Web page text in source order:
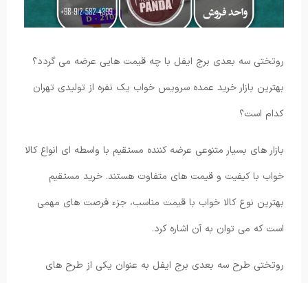
روتختی سه بعدی برج ایفل با چه قیمت هایی عرضه می گردد؟
بهترین بازار خرید عمده سرویس خواب یک نفره از تولیدی تهران
کدام است؟
بازار های بسیار متنوعی عرضه کننده مستقیم با واسطه ای انواع کالا
خواب با کیفیت و قیمت های متفاوت هستند. خرید مستقیم
بهترین نوع کالا خواب با قیمت مناسب، جزء فرصت های مهمی
است که می توان به آن اشاره کرد.
روتختی طرح سه بعدی برج ایفل به عنوان یکی از طرح های